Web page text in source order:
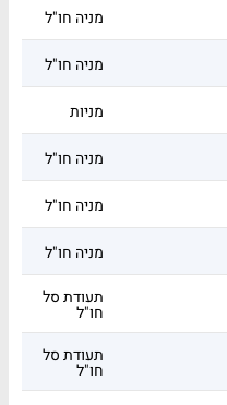
מניה חו"ל
מניה חו"ל
מניות
מניה חו"ל
מניה חו"ל
מניה חו"ל
תעודת סל
חו"ל
תעודת סל
חו"ל